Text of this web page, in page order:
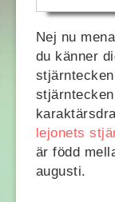
Nej nu
du känner
lejonets
är född
augusti.